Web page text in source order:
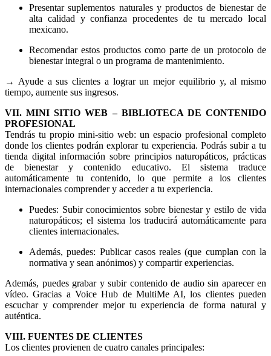
Presentar suplementos naturales y productos de bienestar de
alta calidad y confianza procedentes de tu mercado local
mexicano.
Recomendar estos productos como parte de un protocolo de
bienestar integral o un programa de mantenimiento.
→ Ayude a sus clientes a lograr un mejor equilibrio y, al mismo
tiempo, aumente sus ingresos.
VII. MINI SITIO WEB – BIBLIOTECA DE CONTENIDO
PROFESIONAL
Tendrás tu propio mini-sitio web: un espacio profesional completo
donde los clientes podrán explorar tu experiencia. Podrás subir a tu
tienda digital información sobre principios naturopáticos, prácticas
de bienestar y contenido educativo. El sistema traduce
automáticamente tu contenido, lo que permite a los clientes
internacionales comprender y acceder a tu experiencia.
Puedes: Subir conocimientos sobre bienestar y estilo de vida
naturopáticos; el sistema los traducirá automáticamente para
clientes internacionales.
Además, puedes: Publicar casos reales (que cumplan con la
normativa y sean anónimos) y compartir experiencias.
Además, puedes grabar y subir contenido de audio sin aparecer en
vídeo. Gracias a Voice Hub de MultiMe AI, los clientes pueden
escuchar y comprender mejor tu experiencia de forma natural y
auténtica.
VIII. FUENTES DE CLIENTES
Los clientes provienen de cuatro canales principales: